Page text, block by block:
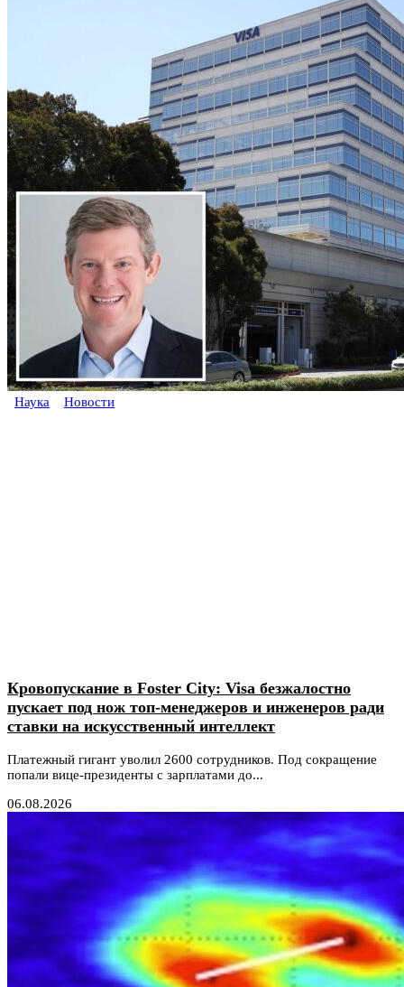
Наука Новости
Кровопускание в Foster City: Visa безжалостно
пускает под нож топ-менеджеров и инженеров ради
ставки на искусственный интеллект
Платежный гигант уволил 2600 сотрудников. Под сокращение
попали вице-президенты с зарплатами до...
06.08.2026